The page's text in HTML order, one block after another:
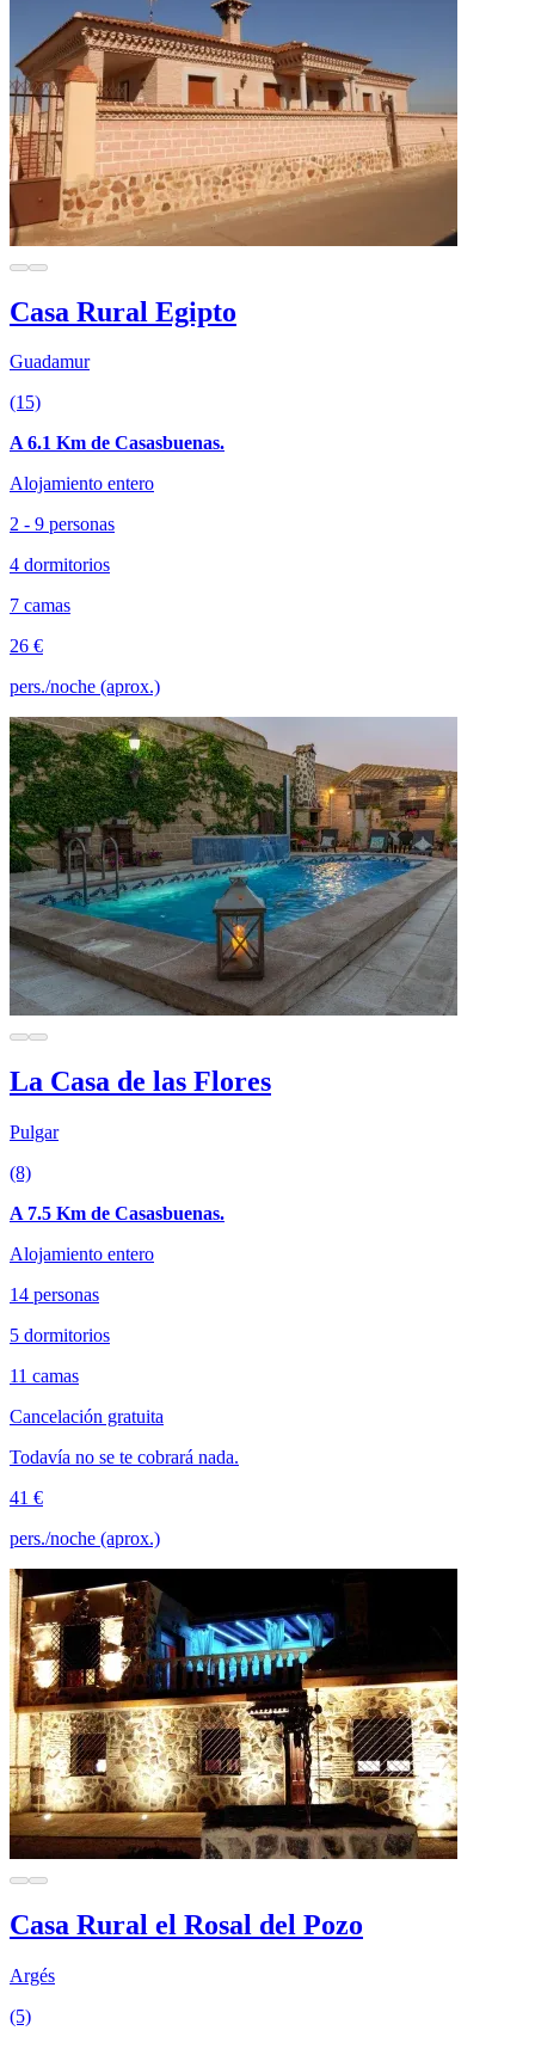
Casa Rural Egipto
Guadamur
(15)
A 6.1 Km de Casasbuenas.
Alojamiento entero
2 - 9 personas
4 dormitorios
7 camas
26 €
pers./noche (aprox.)
La Casa de las Flores
Pulgar
(8)
A 7.5 Km de Casasbuenas.
Alojamiento entero
14 personas
5 dormitorios
11 camas
Cancelación gratuita
Todavía no se te cobrará nada.
41 €
pers./noche (aprox.)
Casa Rural el Rosal del Pozo
Argés
(5)